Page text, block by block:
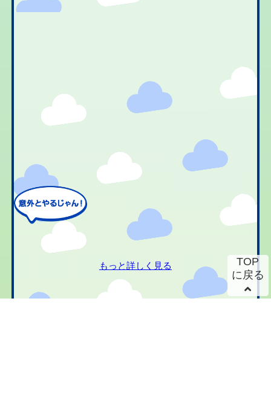
もっと詳しく見る
TOP
に戻る